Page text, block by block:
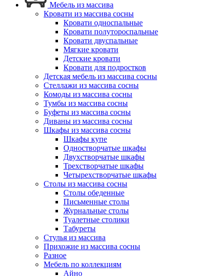
Мебель из массива
Кровати из массива сосны
Кровати односпальные
Кровати полутороспальные
Кровати двуспальные
Мягкие кровати
Детские кровати
Кровати для подростков
Детская мебель из массива сосны
Стеллажи из массива сосны
Комоды из массива сосны
Тумбы из массива сосны
Буфеты из массива сосны
Диваны из массива сосны
Шкафы из массива сосны
Шкафы купе
Одностворчатые шкафы
Двухстворчатые шкафы
Трехстворчатые шкафы
Четырехстворчатые шкафы
Столы из массива сосны
Столы обеденные
Письменные столы
Журнальные столы
Туалетные столики
Табуреты
Стулья из массива
Прихожие из массива сосны
Разное
Мебель по коллекциям
Айно